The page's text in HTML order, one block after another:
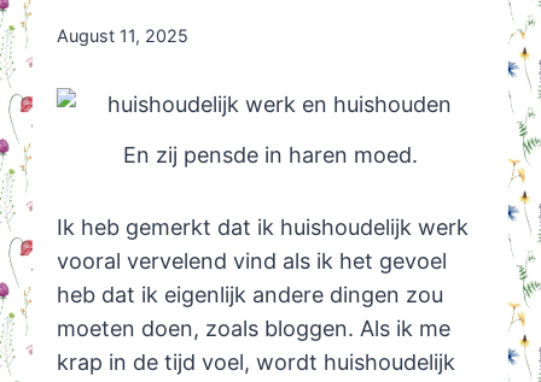
By
Orriëns
August 11, 2025
En zij pensde in haren moed.
Ik heb gemerkt dat ik huishoudelijk werk
vooral vervelend vind als ik het gevoel
heb dat ik eigenlijk andere dingen zou
moeten doen, zoals bloggen. Als ik me
krap in de tijd voel, wordt huishoudelijk